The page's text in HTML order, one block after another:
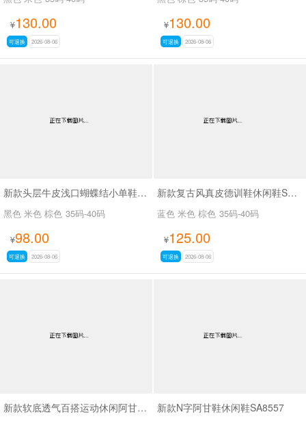
¥130.00
可退换 2026-08-06
¥130.00
可退换 2026-08-06
新款头层牛皮浅口蝴蝶结小单鞋SA7801
黑色 米色 棕色 35码-40码
¥98.00
可退换 2026-08-06
新款复古风真皮德训鞋休闲鞋SA2696
蓝色 米色 棕色 35码-40码
¥125.00
可退换 2026-08-06
新款软底透气百搭运动休闲阿甘鞋SA2697 新款N字阿甘鞋休闲鞋SA8557